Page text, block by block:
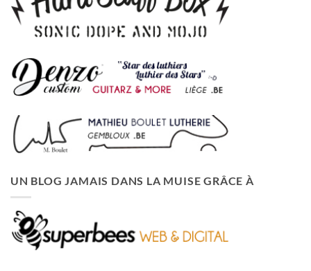
UN BLOG JAMAIS DANS LA MUISE GRÂCE À